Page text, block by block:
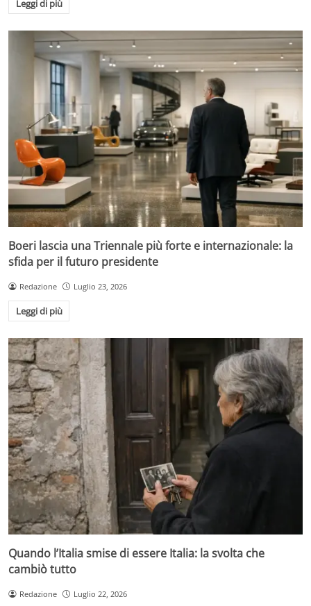
Leggi di più
Boeri lascia una Triennale più forte e internazionale: la
sfida per il futuro presidente
Redazione Luglio 23, 2026
Leggi di più
Quando l’Italia smise di essere Italia: la svolta che
cambiò tutto
Redazione Luglio 22, 2026